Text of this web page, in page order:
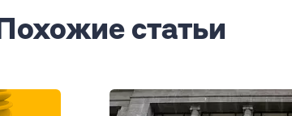
Похожие статьи